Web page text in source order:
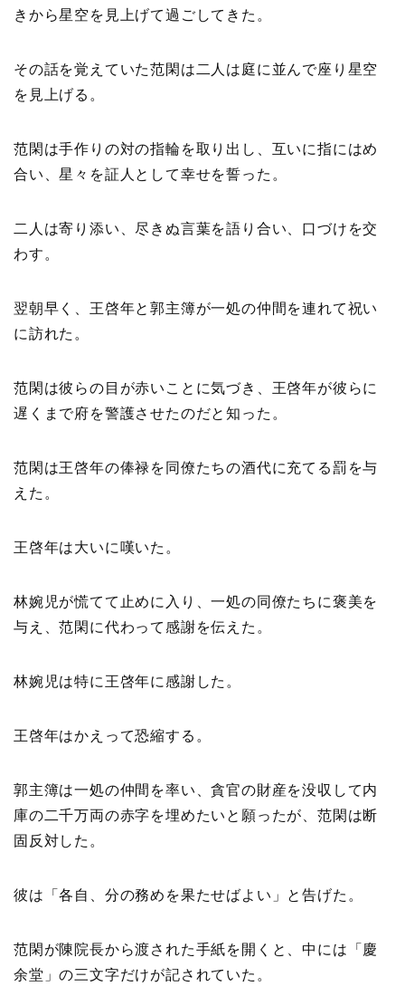
きから星空を見上げて過ごしてきた。
その話を覚えていた范閑は二人は庭に並んで座り星空
を見上げる。
范閑は手作りの対の指輪を取り出し、互いに指にはめ
合い、星々を証人として幸せを誓った。
二人は寄り添い、尽きぬ言葉を語り合い、口づけを交
わす。
翌朝早く、王啓年と郭主簿が一処の仲間を連れて祝い
に訪れた。
范閑は彼らの目が赤いことに気づき、王啓年が彼らに
遅くまで府を警護させたのだと知った。
范閑は王啓年の俸禄を同僚たちの酒代に充てる罰を与
えた。
王啓年は大いに嘆いた。
林婉児が慌てて止めに入り、一処の同僚たちに褒美を
与え、范閑に代わって感謝を伝えた。
林婉児は特に王啓年に感謝した。
王啓年はかえって恐縮する。
郭主簿は一処の仲間を率い、貪官の財産を没収して内
庫の二千万両の赤字を埋めたいと願ったが、范閑は断
固反対した。
彼は「各自、分の務めを果たせばよい」と告げた。
范閑が陳院長から渡された手紙を開くと、中には「慶
余堂」の三文字だけが記されていた。